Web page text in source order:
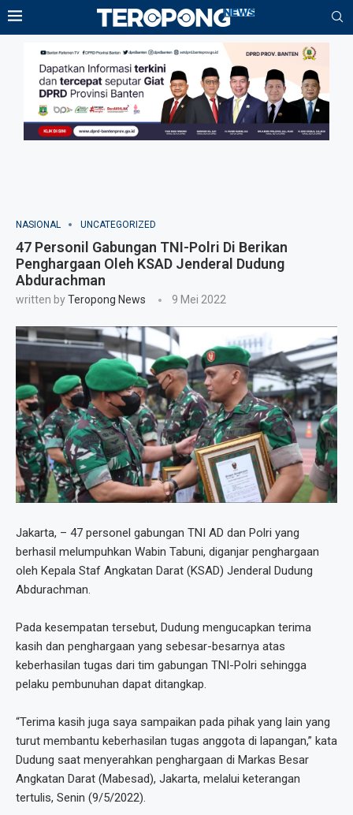
NASIONAL UNCATEGORIZED
47 Personil Gabungan TNI-Polri Di Berikan
Penghargaan Oleh KSAD Jenderal Dudung
Abdurachman
written byTeropong News 9 Mei 2022
Jakarta, – 47 personel gabungan TNI AD dan Polri yang
berhasil melumpuhkan Wabin Tabuni, diganjar penghargaan
oleh Kepala Staf Angkatan Darat (KSAD) Jenderal Dudung
Abdurachman.
Pada kesempatan tersebut, Dudung mengucapkan terima
kasih dan penghargaan yang sebesar-besarnya atas
keberhasilan tugas dari tim gabungan TNI-Polri sehingga
pelaku pembunuhan dapat ditangkap.
“Terima kasih juga saya sampaikan pada pihak yang lain yang
turut membantu keberhasilan tugas anggota di lapangan,” kata
Dudung saat menyerahkan penghargaan di Markas Besar
Angkatan Darat (Mabesad), Jakarta, melalui keterangan
tertulis, Senin (9/5/2022).